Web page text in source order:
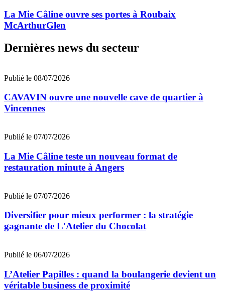
La Mie Câline ouvre ses portes à Roubaix
McArthurGlen
Dernières news du secteur
Publié le 08/07/2026
CAVAVIN ouvre une nouvelle cave de quartier à
Vincennes
Publié le 07/07/2026
La Mie Câline teste un nouveau format de
restauration minute à Angers
Publié le 07/07/2026
Diversifier pour mieux performer : la stratégie
gagnante de L'Atelier du Chocolat
Publié le 06/07/2026
L’Atelier Papilles : quand la boulangerie devient un
véritable business de proximité